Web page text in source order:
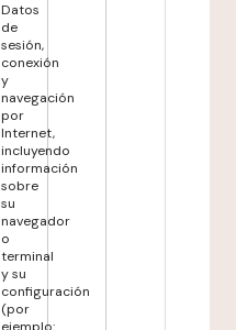
Datos
de
sesión,
conexión
y
navegación
por
Internet,
incluyendo
información
sobre
su
navegador
o
terminal
y su
configuración
(por